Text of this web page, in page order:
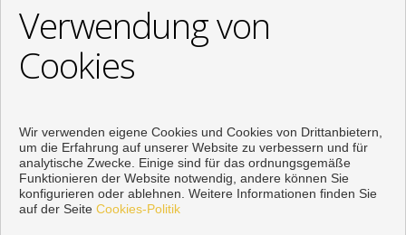
+34 622318266
info@mikenaumannimmobilien.com
Von Montag bis Freitag : 10:00 - 18:00
Verwendung von
Cookies
Wir verwenden eigene Cookies und Cookies von Drittanbietern,
um die Erfahrung auf unserer Website zu verbessern und für
analytische Zwecke. Einige sind für das ordnungsgemäße
Funktionieren der Website notwendig, andere können Sie
konfigurieren oder ablehnen. Weitere Informationen finden Sie
auf der Seite Cookies-Politik